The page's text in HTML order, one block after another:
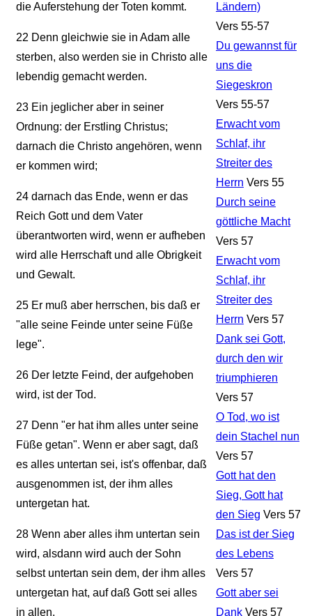
die Auferstehung der Toten kommt.
22 Denn gleichwie sie in Adam alle
sterben, also werden sie in Christo alle
lebendig gemacht werden.
23Ein jeglicher aber in seiner
Ordnung: der Erstling Christus;
darnach die Christo angehören, wenn
er kommen wird;
24darnach das Ende, wenn er das
Reich Gott und dem Vater
überantworten wird, wenn er aufheben
wird alle Herrschaft und alle Obrigkeit
und Gewalt.
25Er muß aber herrschen, bis daß er
"alle seine Feinde unter seine Füße
lege".
26Der letzte Feind, der aufgehoben
wird, ist der Tod.
27Denn "er hat ihm alles unter seine
Füße getan". Wenn er aber sagt, daß
es alles untertan sei, ist's offenbar, daß
ausgenommen ist, der ihm alles
untergetan hat.
28Wenn aber alles ihm untertan sein
wird, alsdann wird auch der Sohn
selbst untertan sein dem, der ihm alles
untergetan hat, auf daß Gott sei alles
in allen.
Ländern)
Vers 55-57
Du gewannst für
uns die
Siegeskron
Vers 55-57
Erwacht vom
Schlaf, ihr
Streiter des
Herrn Vers 55
Durch seine
göttliche Macht
Vers 57
Erwacht vom
Schlaf, ihr
Streiter des
Herrn Vers 57
Dank sei Gott,
durch den wir
triumphieren
Vers 57
O Tod, wo ist
dein Stachel nun
Vers 57
Gott hat den
Sieg, Gott hat
den Sieg Vers 57
Das ist der Sieg
des Lebens
Vers 57
Gott aber sei
Dank Vers 57